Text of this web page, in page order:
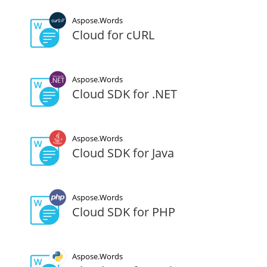
Aspose.Words
Cloud for cURL
Aspose.Words
Cloud SDK for .NET
Aspose.Words
Cloud SDK for Java
Aspose.Words
Cloud SDK for PHP
Aspose.Words